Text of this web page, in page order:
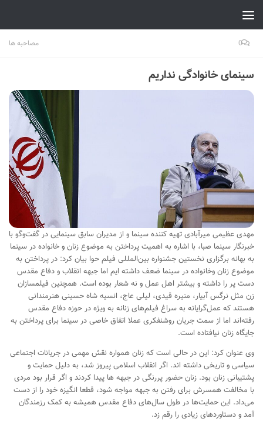
مصاحبه ها 0
سینمای خانوادگی نداریم
مهدی عظیمی میرآبادی تهیه کننده سینما و از مدیران سابق سینمایی در گفت‌وگو با
خبرنگار سینما صبا، با اشاره به اهمیت پرداختن به موضوع زنان و خانواده در سینما
به بهانه برگزاری نخستین جشنواره بین‌المللی فیلم حوا بیان کرد: در پرداختن به
موضوع زنان و‌خانواده در سینما ضعف داشته ایم اما جبهه انقلاب و دفاع مقدس
دست پر را داشته و بیشتر اهل عمل و‌ نه شعار بوده است. همچنین فیلمسازان
زن مثل نرگس آبیار، منیره قیدی، لیلی عاج، انسیه شاه حسینی هنرمندانی
هستند که عمل‌گرایانه به سراغ فیلم‌های زنانه به ویژه در حوزه دفاع مقدس
رفته‌اند اما از سمت جریان روشنفکری عملا اتفاق خاصی در سینما برای پرداختن به
جایگاه زنان نیافتاده است.
وی عنوان کرد: این در حالی است که زنان همواره نقش مهمی در جریانات اجتماعی
سیاسی و تاریخی داشته اند. اگر انقلاب اسلامی پیروز شد، به دلیل حمایت و
پشتیبانی زنان بود. زنان حضور پررنگی در جبهه ها پیدا کردند و اگر قرار بود مردی
با مخالفت همسرش برای رفتن به جبهه مواجه شود، قطعا انگیزه خود را از دست
می‌داد. این حمایت‌ها در طول سال‌های دفاع مقدس همیشه به کمک رزمندگان
آمد و دستاوردهای زیادی را رقم زد.